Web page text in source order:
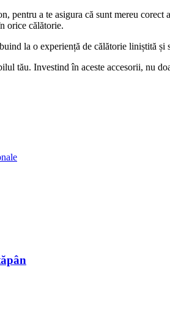
pentru a te asigura că sunt mereu corect
orice călătorie.
la o experiență de călătorie liniștită și
tău. Investind în aceste accesorii, nu